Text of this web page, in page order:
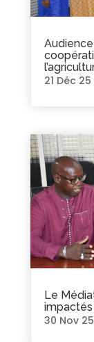
21 Déc 25
Le
impactés
30 Nov 25